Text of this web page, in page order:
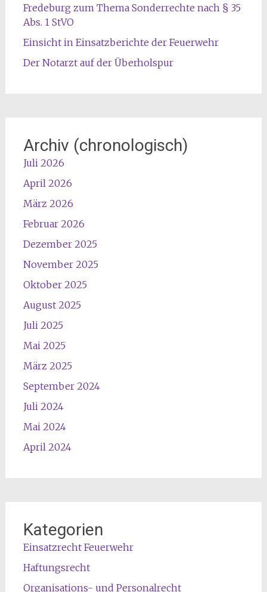
Fredeburg zum Thema Sonderrechte nach § 35
Abs. 1 StVO
Einsicht in Einsatzberichte der Feuerwehr
Der Notarzt auf der Überholspur
Archiv (chronologisch)
Juli 2026
April 2026
März 2026
Februar 2026
Dezember 2025
November 2025
Oktober 2025
August 2025
Juli 2025
Mai 2025
März 2025
September 2024
Juli 2024
Mai 2024
April 2024
Kategorien
Einsatzrecht Feuerwehr
Haftungsrecht
Organisations- und Personalrecht